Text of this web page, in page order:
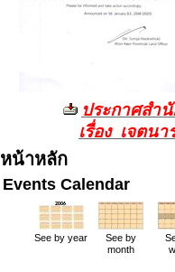
ประกาศสำ
เรื่อง เจตน
หน้าหลัก
Events Calendar
See by year
See by
month